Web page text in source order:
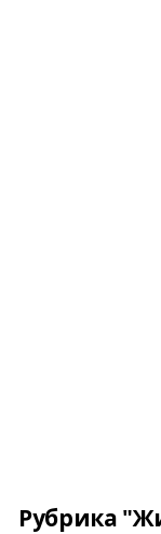
Рубрика